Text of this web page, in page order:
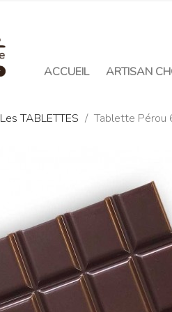
ACCUEIL ARTISAN
Les TABLETTES Tablette Pérou